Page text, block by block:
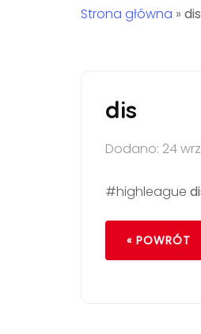
Strona główna » dis
dis
Dodano: 24
#highleague
« POWRÓT